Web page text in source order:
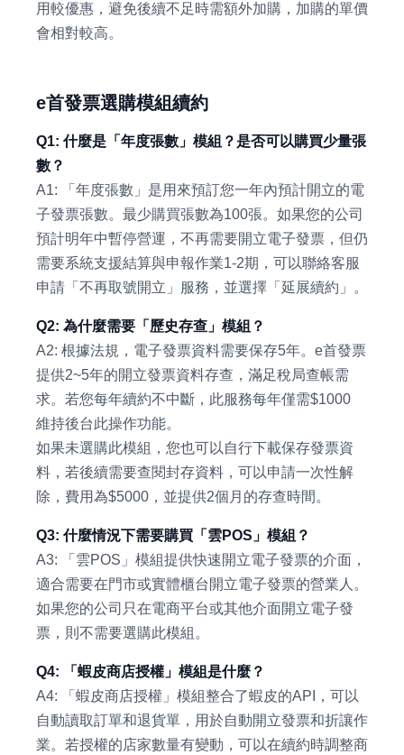
用較優惠，避免後續不足時需額外加購，加購的單價
會相對較高。
e首發票選購模組續約
Q1: 什麼是「年度張數」模組？是否可以購買少量張
數？
A1: 「年度張數」是用來預訂您一年內預計開立的電
子發票張數。最少購買張數為100張。如果您的公司
預計明年中暫停營運，不再需要開立電子發票，但仍
需要系統支援結算與申報作業1-2期，可以聯絡客服
申請「不再取號開立」服務，並選擇「延展續約」。
Q2: 為什麼需要「歷史存查」模組？
A2: 根據法規，電子發票資料需要保存5年。e首發票
提供2~5年的開立發票資料存查，滿足稅局查帳需
求。若您每年續約不中斷，此服務每年僅需$1000
維持後台此操作功能。
如果未選購此模組，您也可以自行下載保存發票資
料，若後續需要查閱封存資料，可以申請一次性解
除，費用為$5000，並提供2個月的存查時間。
Q3: 什麼情況下需要購買「雲POS」模組？
A3: 「雲POS」模組提供快速開立電子發票的介面，
適合需要在門市或實體櫃台開立電子發票的營業人。
如果您的公司只在電商平台或其他介面開立電子發
票，則不需要選購此模組。
Q4: 「蝦皮商店授權」模組是什麼？
A4: 「蝦皮商店授權」模組整合了蝦皮的API，可以
自動讀取訂單和退貨單，用於自動開立發票和折讓作
業。若授權的店家數量有變動，可以在續約時調整商